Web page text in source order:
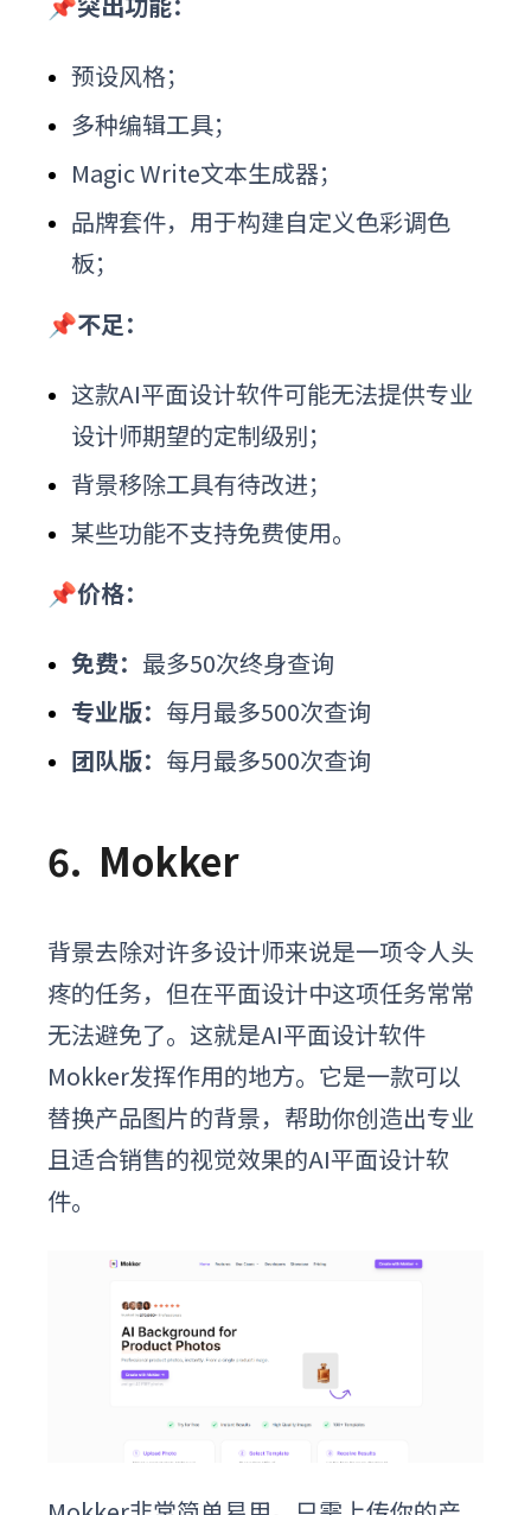
预设风格；
多种编辑工具；
Magic Write文本生成器；
品牌套件，用于构建自定义色彩调色
板；
📌不足：
这款AI平面设计软件可能无法提供专业
设计师期望的定制级别；
背景移除工具有待改进；
某些功能不支持免费使用。
📌价格：
免费： 最多50次终身查询
专业版： 每月最多500次查询
团队版： 每月最多500次查询
6. Mokker
背景去除对许多设计师来说是一项令人头
疼的任务，但在平面设计中这项任务常常
无法避免了。这就是AI平面设计软件
Mokker发挥作用的地方。它是一款可以
替换产品图片的背景，帮助你创造出专业
且适合销售的视觉效果的AI平面设计软
件。